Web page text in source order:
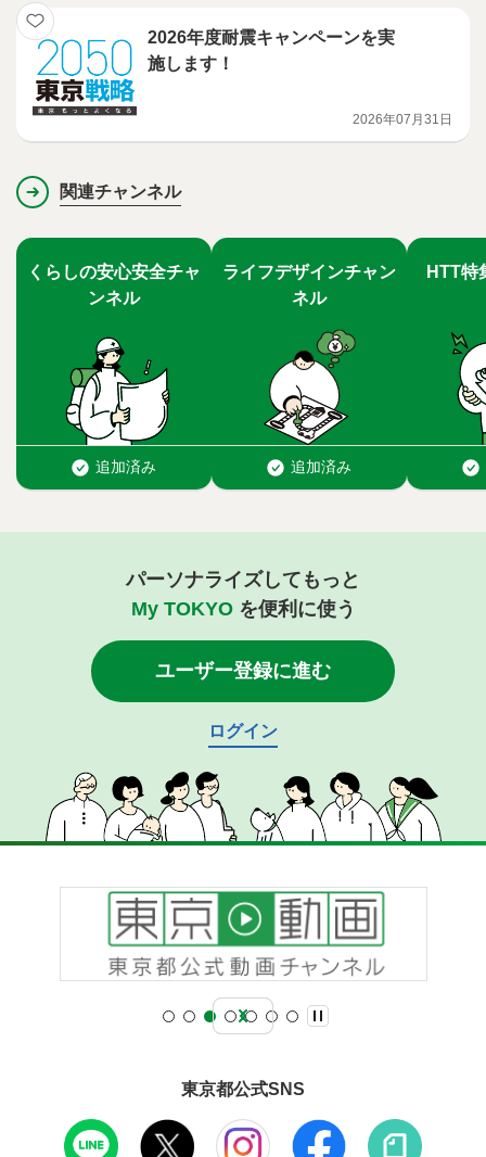
2026年度耐震キャンペーンを実
施します！
2026年07月31日
関連チャンネル
パーソナライズしてもっと
My TOKYOを便利に使う
ユーザー登録に進む
ログイン
東京都公式SNS